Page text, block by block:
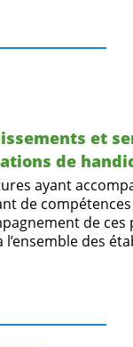
et
de
ayant
de
de
des